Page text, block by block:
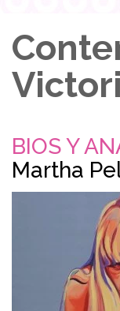
BIOS Y
Martha